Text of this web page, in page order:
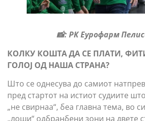
📸: РК Еурофарм
КОЛКУ КОШТА ДА СЕ ПЛАТИ,
ГОЛОЈ ОД НАША СТРАНА?
Што се однесува до самиот
пред стартот на истиот судиите
„не свирнаа“, беа главна тема, во
„лоши“ одбранбени зони на двете